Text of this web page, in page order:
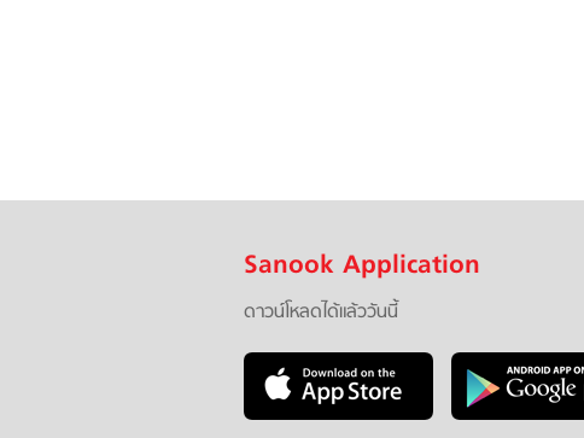
Sanook Application
ดาวน์โหลดได้แล้ววันนี้